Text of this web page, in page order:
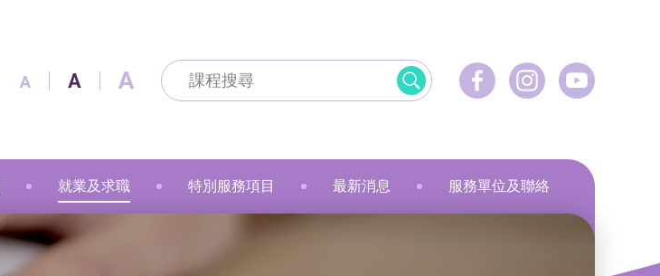
A A A
金融財務
個人素養
美容
職業語文
職業語文
商業
動物保健
美容
車縫
押花手作
蠟燭
小廚神學堂
就業及求職
就業及求職
特別服務項目 最新消息 服務單位及聯絡